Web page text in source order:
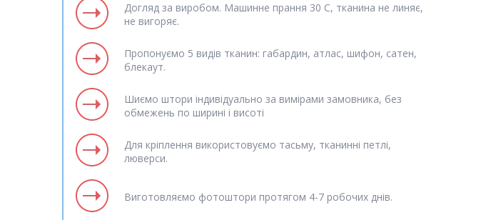
Догляд за виробом. Машинне прання 30 С, тканина не линяє,
не вигоряє.
Пропонуємо 5 видів тканин: габардин, атлас, шифон, сатен,
блекаут.
Шиємо штори індивідуально за вимірами замовника, без
обмежень по ширині і висоті
Для кріплення використовуємо тасьму, тканинні петлі,
люверси.
Виготовляємо фотоштори протягом 4-7 робочих днів.